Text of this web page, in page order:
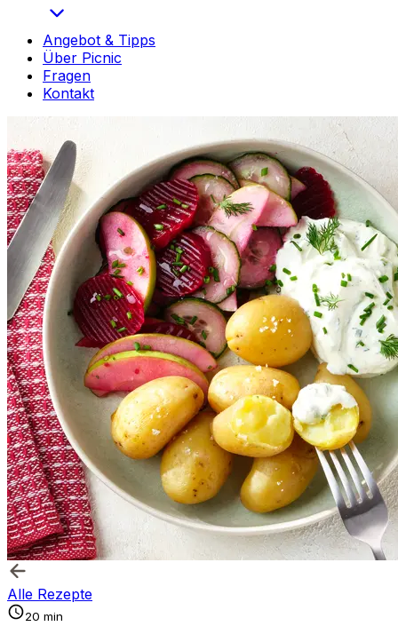
Angebot & Tipps
Über Picnic
Fragen
Kontakt
Alle Rezepte
20 min